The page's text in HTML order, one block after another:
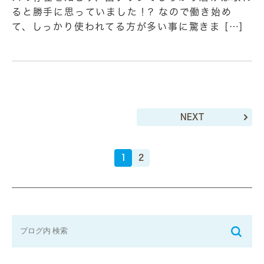
ると勝手に思っていました！? なので働き始め
て、しっかり使われてる方が多い事に驚きま […]
1 2
NEXT